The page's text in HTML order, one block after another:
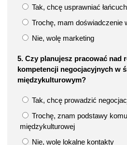
Tak, chcę usprawniać
Trochę, mam doświadczenie
Nie, wolę marketing
5. Czy planujesz pracować nad
kompetencji negocjacyjnych w
międzykulturowym?
Tak, chcę prowadzić
Trochę, znam podstawy
międzykulturowej
Nie, wolę lokalne kontakty